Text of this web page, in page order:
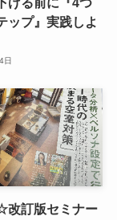
ップ』実践しよ
日
改訂版セミナー